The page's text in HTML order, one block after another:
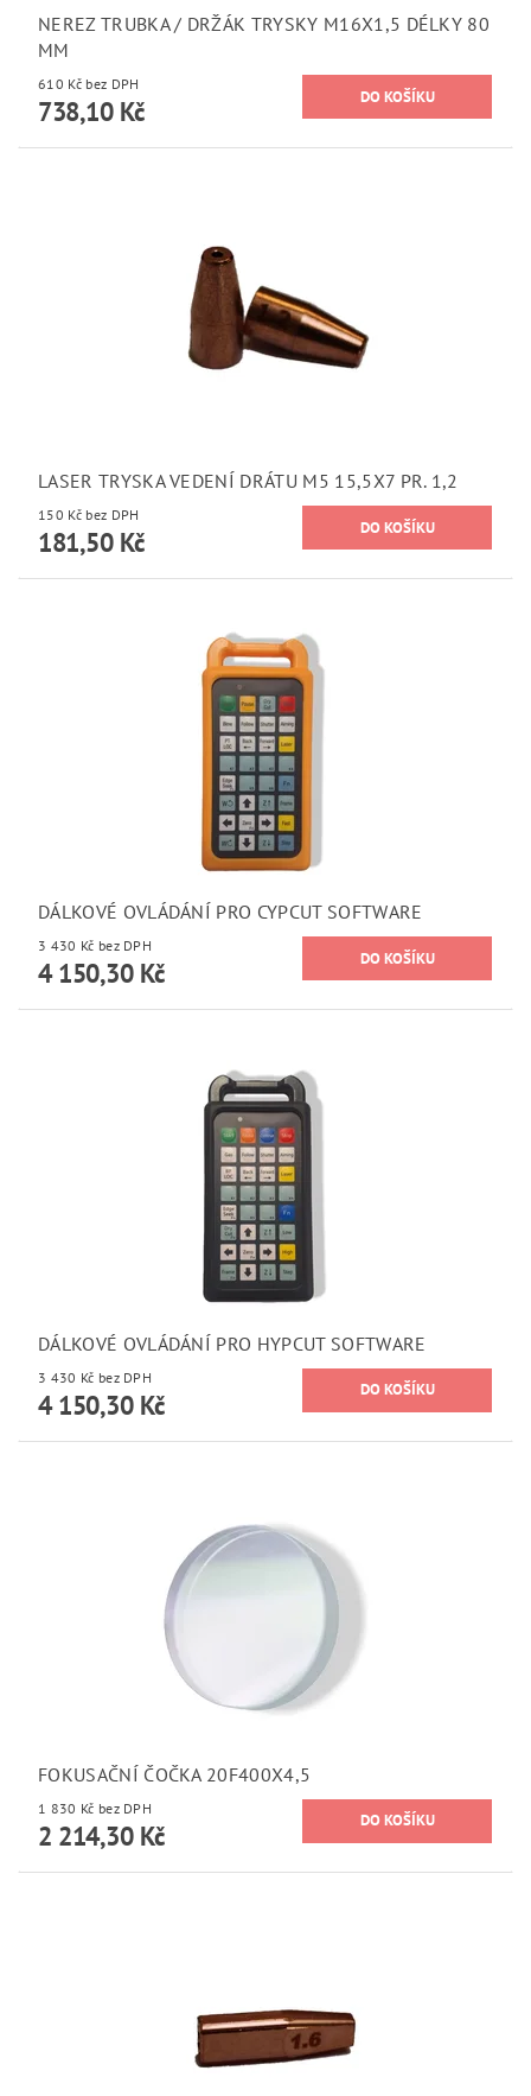
NEREZ TRUBKA / DRŽÁK TRYSKY M16X1,5 DÉLKY 80
MM
610 Kč bez DPH
738,10 Kč
LASER TRYSKA VEDENÍ DRÁTU M5 15,5X7 PR. 1,2
150 Kč bez DPH
181,50 Kč
DÁLKOVÉ OVLÁDÁNÍ PRO CYPCUT SOFTWARE
3 430 Kč bez DPH
4 150,30 Kč
DÁLKOVÉ OVLÁDÁNÍ PRO HYPCUT SOFTWARE
3 430 Kč bez DPH
4 150,30 Kč
FOKUSAČNÍ ČOČKA 20F400X4,5
1 830 Kč bez DPH
2 214,30 Kč